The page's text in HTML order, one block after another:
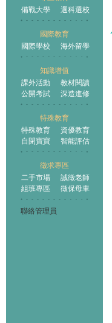
備戰大學
選科選校
國際教育
國際學校
海外留學
知識增值
課外活動
教材閱讀
公開考試
深造進修
特殊教育
特殊教育
資優教育
自閉寶寶
智能評估
徵求專區
二手市場
誠徵老師
組班專區
徵保母車
聯絡管理員